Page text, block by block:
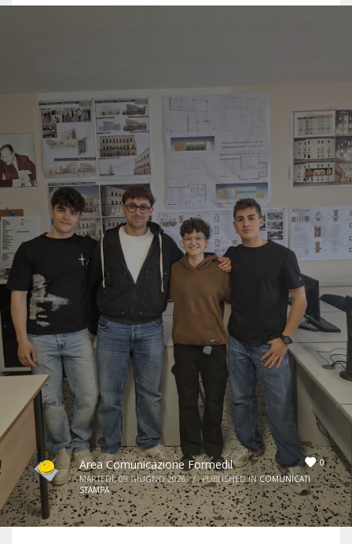
0
Area Comunicazione Formedil
MARTEDÌ, 09 GIUGNO 2026 / PUBLISHED IN COMUNICATI
STAMPA